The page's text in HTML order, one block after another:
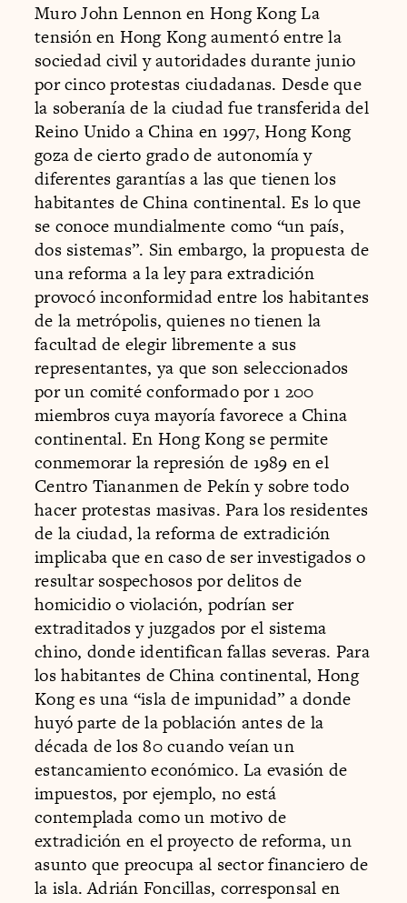
Muro John Lennon en Hong Kong La
tensión en Hong Kong aumentó entre la
sociedad civil y autoridades durante junio
por cinco protestas ciudadanas. Desde que
la soberanía de la ciudad fue transferida del
Reino Unido a China en 1997, Hong Kong
goza de cierto grado de autonomía y
diferentes garantías a las que tienen los
habitantes de China continental. Es lo que
se conoce mundialmente como “un país,
dos sistemas”. Sin embargo, la propuesta de
una reforma a la ley para extradición
provocó inconformidad entre los habitantes
de la metrópolis, quienes no tienen la
facultad de elegir libremente a sus
representantes, ya que son seleccionados
por un comité conformado por 1 200
miembros cuya mayoría favorece a China
continental. En Hong Kong se permite
conmemorar la represión de 1989 en el
Centro Tiananmen de Pekín y sobre todo
hacer protestas masivas. Para los residentes
de la ciudad, la reforma de extradición
implicaba que en caso de ser investigados o
resultar sospechosos por delitos de
homicidio o violación, podrían ser
extraditados y juzgados por el sistema
chino, donde identifican fallas severas. Para
los habitantes de China continental, Hong
Kong es una “isla de impunidad” a donde
huyó parte de la población antes de la
década de los 80 cuando veían un
estancamiento económico. La evasión de
impuestos, por ejemplo, no está
contemplada como un motivo de
extradición en el proyecto de reforma, un
asunto que preocupa al sector financiero de
la isla. Adrián Foncillas, corresponsal en